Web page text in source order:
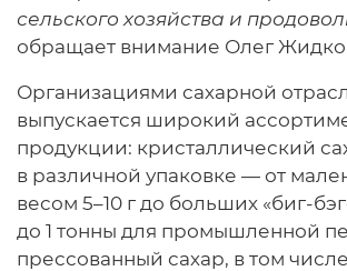
сельского хозяйства и
обращает внимание Олег
Организациями сахарной
выпускается широкий
продукции: кристаллический
в различной упаковке — от
весом 5–10 г до больших «биг-
до 1 тонны для промышленной
прессованный сахар, в том числе